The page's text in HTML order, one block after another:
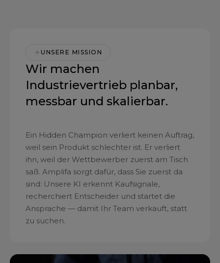
UNSERE MISSION
Wir machen
Industrievertrieb planbar,
messbar und skalierbar.
Ein Hidden Champion verliert keinen Auftrag,
weil sein Produkt schlechter ist. Er verliert
ihn, weil der Wettbewerber zuerst am Tisch
saß. Amplifa sorgt dafür, dass Sie zuerst da
sind: Unsere KI erkennt Kaufsignale,
recherchiert Entscheider und startet die
Ansprache — damit Ihr Team verkauft, statt
zu suchen.